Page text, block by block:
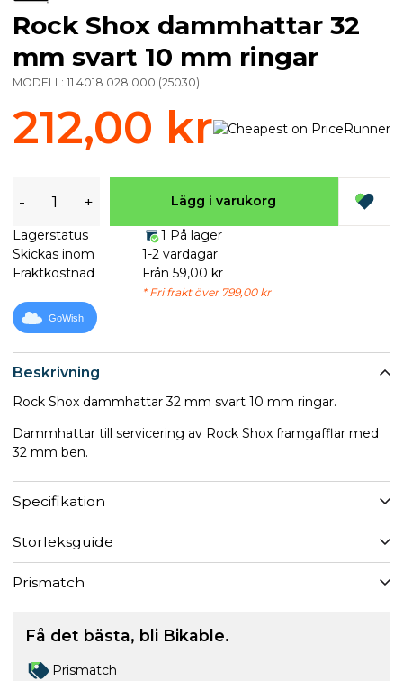
Beskrivning
Rock Shox dammhattar 32 mm svart 10 mm ringar.
Dammhattar till servicering av Rock Shox framgafflar med
32 mm ben.
Specifikation
Storleksguide
Prismatch
Rock Shox dammhattar 32
mm svart 10 mm ringar
MODELL: 11 4018 028 000 (25030)
212,00 kr
- + Lägg i varukorg
Lagerstatus
1 På lager
Skickas inom
1-2 vardagar
Fraktkostnad
Från 59,00 kr
* Fri frakt över 799,00 kr
GoWish
Få det bästa, bli Bikable.
Prismatch